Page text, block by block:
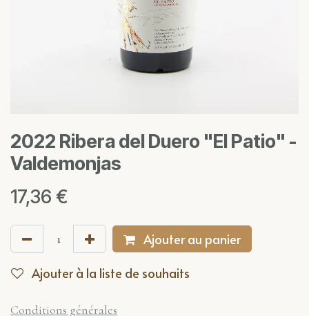
2022 Ribera del Duero "El Patio" -
Valdemonjas
17,36 €
Ajouter au panier
Ajouter à la liste de souhaits
Conditions générales